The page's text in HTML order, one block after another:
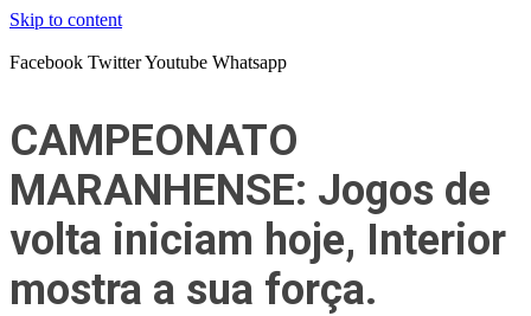
Skip to content
Facebook TwitterYoutube Whatsapp
CAMPEONATO
MARANHENSE: Jogos de
volta iniciam hoje, Interior
mostra a sua força.